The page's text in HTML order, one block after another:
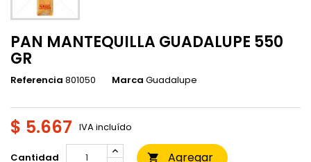
PAN MANTEQUILLA GUADALUPE 550
GR
Referencia 801050 Marca Guadalupe
$ 5.667 IVA incluído
Cantidad  Agregar